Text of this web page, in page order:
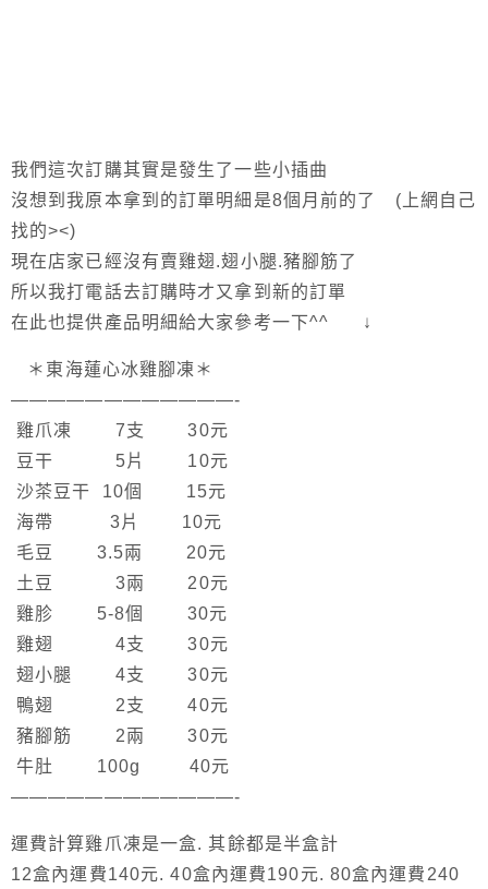
我們這次訂購其實是發生了一些小插曲
沒想到我原本拿到的訂單明細是8個月前的了 (上網自己
找的><)
現在店家已經沒有賣雞翅.翅小腿.豬腳筋了
所以我打電話去訂購時才又拿到新的訂單
在此也提供產品明細給大家參考一下^^ ↓
＊東海蓮心冰雞腳凍＊
————————————-
雞爪凍 7支 30元
豆干 5片 10元
沙茶豆干 10個 15元
海帶 3片 10元
毛豆 3.5兩 20元
土豆 3兩 20元
雞胗 5-8個 30元
雞翅 4支 30元
翅小腿 4支 30元
鴨翅 2支 40元
豬腳筋 2兩 30元
牛肚 100g 40元
————————————-
運費計算雞爪凍是一盒. 其餘都是半盒計
12盒內運費140元. 40盒內運費190元. 80盒內運費240